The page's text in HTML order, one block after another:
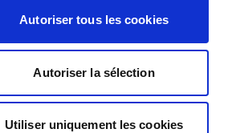
Autoriser tous les cookies
Autoriser la sélection
Utiliser uniquement les cookies